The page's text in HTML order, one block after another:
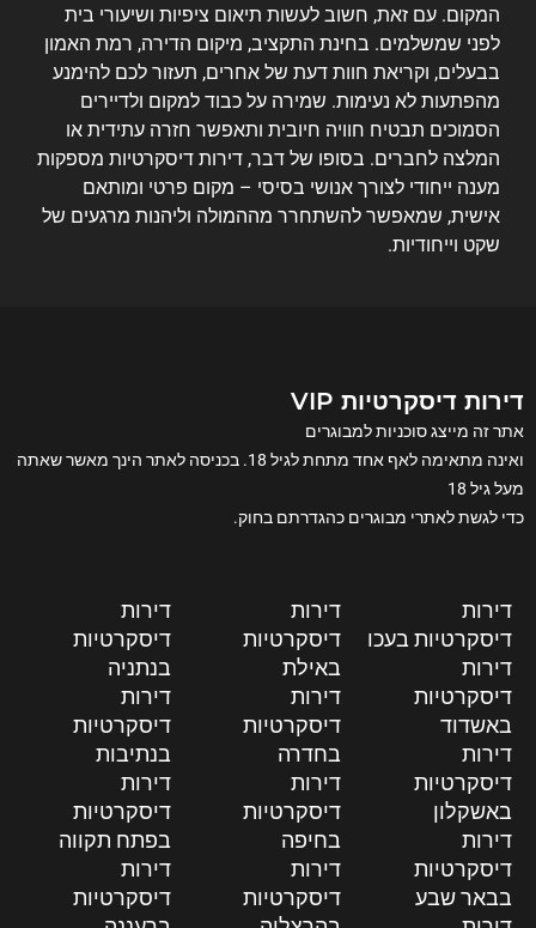
המקום. עם זאת, חשוב לעשות תיאום ציפיות ושיעורי בית
לפני שמשלמים. בחינת התקציב, מיקום הדירה, רמת האמון
בבעלים, וקריאת חוות דעת של אחרים, תעזור לכם להימנע
מהפתעות לא נעימות. שמירה על כבוד למקום ולדיירים
הסמוכים תבטיח חוויה חיובית ותאפשר חזרה עתידית או
המלצה לחברים. בסופו של דבר, דירות דיסקרטיות מספקות
מענה ייחודי לצורך אנושי בסיסי – מקום פרטי ומותאם
אישית, שמאפשר להשתחרר מההמולה וליהנות מרגעים של
שקט וייחודיות.
דירות דיסקרטיות VIP
אתר זה מייצג סוכניות למבוגרים
ואינה מתאימה לאף אחד מתחת לגיל 18. בכניסה לאתר הינך מאשר שאתה
מעל גיל 18
כדי לגשת לאתרי מבוגרים כהגדרתם בחוק.
דירות
דיסקרטיות בעכו
דירות
דיסקרטיות
באשדוד
דירות
דיסקרטיות
באשקלון
דירות
דיסקרטיות
בבאר שבע
דירות
דיסקרטיות
באילת
דירות
דיסקרטיות
בחדרה
דירות
דיסקרטיות
בחיפה
דירות
דיסקרטיות
דירות
דיסקרטיות
בנתניה
דירות
דיסקרטיות
בנתיבות
דירות
דיסקרטיות
בפתח תקווה
דירות
דיסקרטיות